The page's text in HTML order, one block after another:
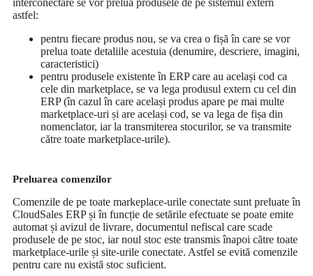
interconectare se vor prelua produsele de pe sistemul extern
astfel:
pentru fiecare produs nou, se va crea o fișă în care se vor
prelua toate detaliile acestuia (denumire, descriere, imagini,
caracteristici)
pentru produsele existente în ERP care au același cod ca
cele din marketplace, se va lega produsul extern cu cel din
ERP (în cazul în care același produs apare pe mai multe
marketplace-uri și are același cod, se va lega de fișa din
nomenclator, iar la transmiterea stocurilor, se va transmite
către toate marketplace-urile).
Preluarea comenzilor
Comenzile de pe toate markeplace-urile conectate sunt preluate în
CloudSales ERP și în funcție de setările efectuate se poate emite
automat și avizul de livrare, documentul nefiscal care scade
produsele de pe stoc, iar noul stoc este transmis înapoi către toate
marketplace-urile și site-urile conectate. Astfel se evită comenzile
pentru care nu există stoc suficient.